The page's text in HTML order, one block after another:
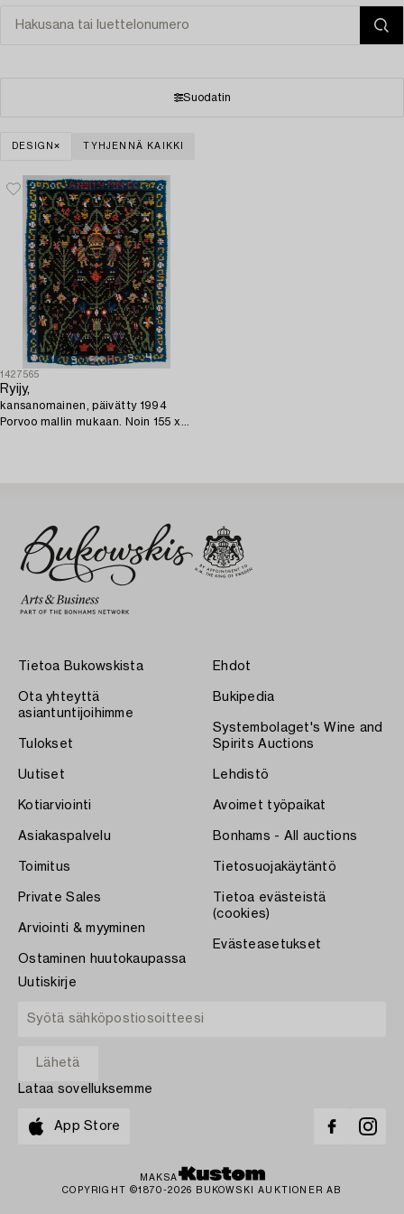
Suodatin
DESIGN TYHJENNÄ KAIKKI
1427565
Ryijy,
kansanomainen, päivätty 1994
Porvoo mallin mukaan. Noin 155 x
Tietoa Bukowskista
Ota yhteyttä
asiantuntijoihimme
Tulokset
Uutiset
Kotiarviointi
Asiakaspalvelu
Toimitus
Private Sales
Arviointi & myyminen
Ostaminen huutokaupassa
Ehdot
Bukipedia
Systembolaget's Wine and
Spirits Auctions
Lehdistö
Avoimet työpaikat
Bonhams - All auctions
Tietosuojakäytäntö
Tietoa evästeistä
(cookies)
Evästeasetukset
Uutiskirje
Lataa sovelluksemme
App Store
MAKSA
COPYRIGHT ©1870-2026 BUKOWSKI AUKTIONER AB